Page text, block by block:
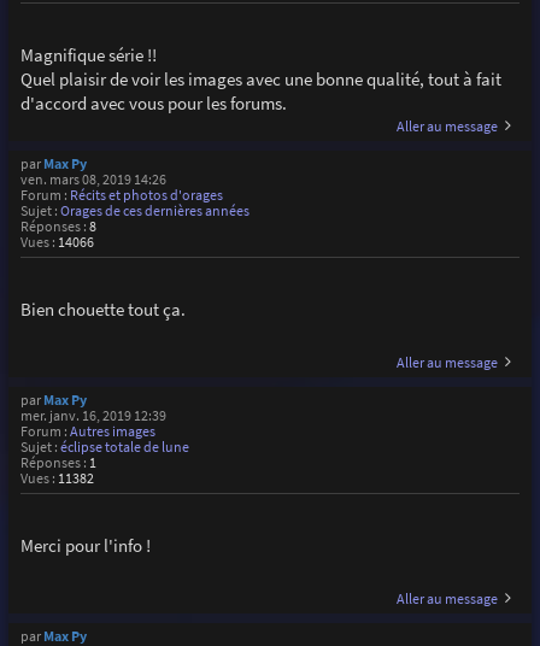
Magnifique série !!
Quel plaisir de voir les images avec une bonne qualité, tout à fait
d'accord avec vous pour les forums.
Aller au message
par Max Py
ven. mars 08, 2019 14:26
Forum : Récits et photos d'orages
Sujet : Orages de ces dernières années
Réponses : 8
Vues : 14066
Bien chouette tout ça.
Aller au message
par Max Py
mer. janv. 16, 2019 12:39
Forum : Autres images
Sujet : éclipse totale de lune
Réponses : 1
Vues : 11382
Merci pour l'info !
Aller au message
par Max Py